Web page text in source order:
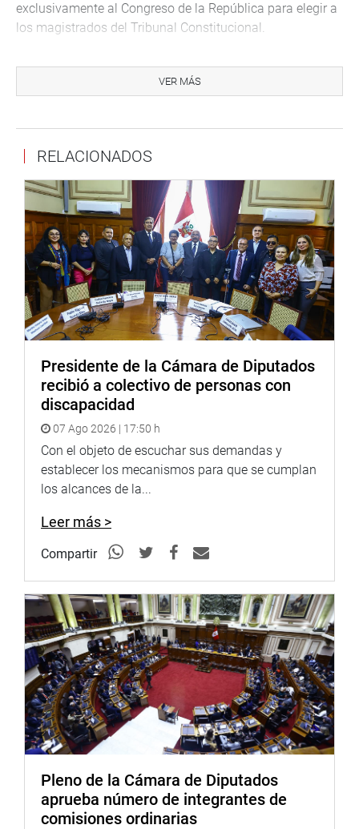
exclusivamente al Congreso de la República para elegir a
los magistrados del Tribunal Constitucional.
independencia de poderes, no puede claudicar en el
cumplimiento de los mandatos constitucionales que le
a. Conforme lo acordado en mayoría por la Junta de
Portavoces, se debe seguir con el proceso de selección de
los magistrados del Tribunal Constitucional programado
para los próximos dos días. Esta decisión deberá ser
ratificada por el Pleno del Congreso de la República.
b. El Procurador del Congreso de la República
inmediatamente tomará las acciones legales contra la
Resolución N° 1 emitida por el Tercer Juzgado
Constitucional Transitorio.
por prevaricato a la jueza que emite la referida resolución
y, además, se presentará una queja al respectivo órgano
de control interno dentro del propio Poder Judicial.
5. El Congreso de la República reitera que es respetuoso
de la separación de poderes y que de ninguna manera
pretende el desacato de la Resolución Judicial, sin
embargo, le compete defender sus fueros y competencias
constitucionales establecida claramente en el artículo
201° de la Constitución Política del Perú.
Lima, 6 de julio de 2021
CONGRESO DE LA REPÚBLICA
VER MÁS
RELACIONADOS
Presidente de la Cámara de Diputados
recibió a colectivo de personas con
discapacidad
07 Ago 2026 | 17:50 h
Con el objeto de escuchar sus demandas y
establecer los mecanismos para que se cumplan
los alcances de la...
Leer más >
Compartir
Pleno de la Cámara de Diputados
aprueba número de integrantes de
comisiones ordinarias